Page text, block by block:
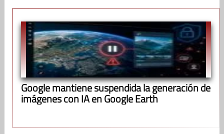
Google mantiene suspendida la generación de
imágenes con IA en Google Earth